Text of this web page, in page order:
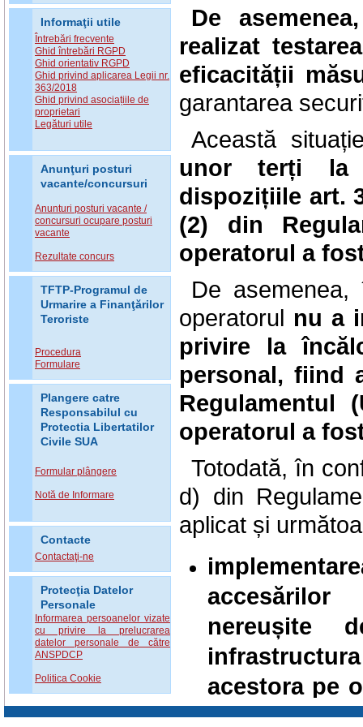
Informaţii utile
Întrebări frecvente
Ghid întrebări RGPD
Ghid orientativ RGPD
Ghid privind aplicarea Legii nr.
363/2018
Ghid privind asociațiile de
proprietari
Legături utile
Anunţuri posturi
vacante/concursuri
Anunturi posturi vacante /
concursuri ocupare posturi
vacante
Rezultate concurs
TFTP-Programul de
Urmarire a Finanţărilor
Teroriste
Procedura
Formulare
Plangere catre
Responsabilul cu
Protectia Libertatilor
Civile SUA
Formular plângere
Notă de Informare
Contacte
Contactaţi-ne
Protecţia Datelor
Personale
Informarea persoanelor vizate
cu privire la prelucrarea
datelor personale de către
ANSPDCP
Politica Cookie
De
realizat
eficacității
garantarea
Această
unor terți la
dispozițiile art.
(2) din
operatorul a
De
operatorul nu a
privire la
personal, fiind
Regulamentul
operatorul a
Totodată, în
d) din
aplicat și
nereușite
acestora pe
într-un mod